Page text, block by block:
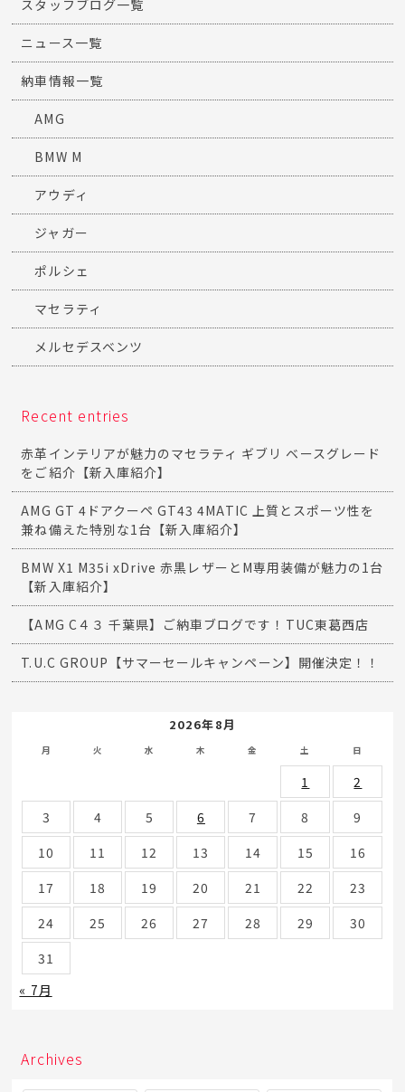
スタッフブログ一覧
ニュース一覧
納車情報一覧
AMG
BMW M
アウディ
ジャガー
ポルシェ
マセラティ
メルセデスベンツ
Recent entries
赤革インテリアが魅力のマセラティ ギブリ ベースグレード
をご紹介【新入庫紹介】
AMG GT 4ドアクーペ GT43 4MATIC 上質とスポーツ性を
兼ね備えた特別な1台【新入庫紹介】
BMW X1 M35i xDrive 赤黒レザーとM専用装備が魅力の1台
【新入庫紹介】
【AMG C４３ 千葉県】ご納車ブログです！TUC東葛西店
T.U.C GROUP【サマーセールキャンペーン】開催決定！！
2026年8月
月 火 水 木 金 土 日
1
2
3
4 5 6 7 8
9
10
11 12 13 14 15
16
17
18 19 20 21 22
23
24
25 26 27 28 29
30
31
« 7月
Archives